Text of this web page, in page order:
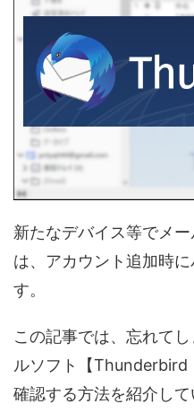
新たなデバイス等でメ
は、アカウント追加時
す。
この記事では、忘れて
ルソフト【Thunderbird
確認する方法を紹介して